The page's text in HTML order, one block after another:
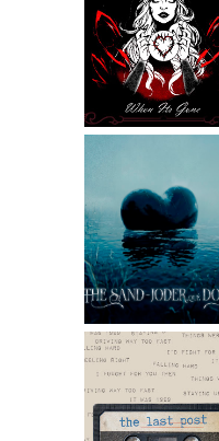
WILDSTREET -
WHEN IT'S GONE
THE SAND - JODER
QUÉ DOLOR
THE LAST POST –
1999